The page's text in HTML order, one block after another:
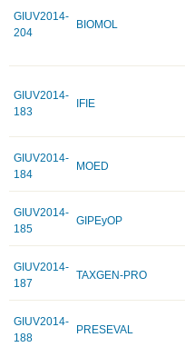
GIUV2014-
204
BIOMOL
GIUV2014-
183
IFIE
GIUV2014-
184
MOED
GIUV2014-
185
GIPEyOP
GIUV2014-
187
TAXGEN-PRO
GIUV2014-
188
PRESEVAL